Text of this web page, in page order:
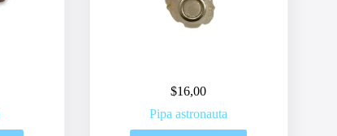
$16,00
Pipa astronauta